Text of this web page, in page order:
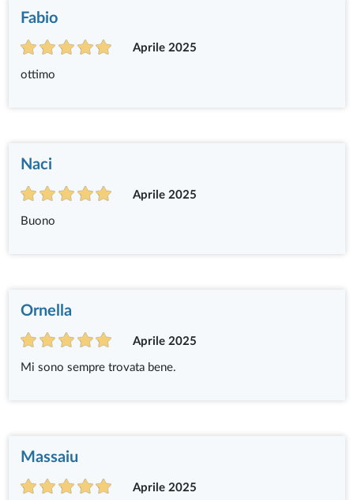
Fabio
Aprile 2025
ottimo
Naci
Aprile 2025
Buono
Ornella
Aprile 2025
Mi sono sempre trovata bene.
Massaiu
Aprile 2025